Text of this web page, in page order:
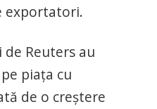
exportatori.
Reuters au
piața cu
de o creștere